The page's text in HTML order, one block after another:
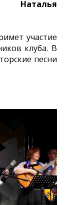
Наталья
участие
клуба. В
песни